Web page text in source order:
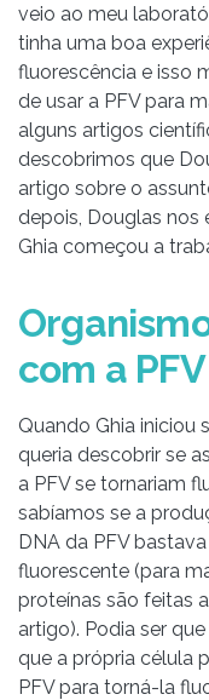
veio ao meu
tinha uma boa
fluorescência e isso
de usar a PFV para
alguns artigos
descobrimos que
artigo sobre o
depois, Douglas nos
Ghia começou a
com a PFV
Quando Ghia iniciou
queria descobrir se
a PFV se tornariam
sabíamos se a
DNA da PFV
fluorescente (para
proteínas são feitas
artigo). Podia ser
que a própria célula
PFV para torná-la